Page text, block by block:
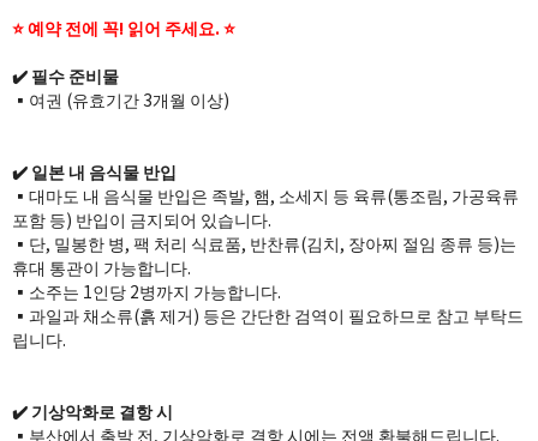
⭐ 예약 전에 꼭! 읽어 주세요. ⭐
✔️ 필수 준비물
▪️여권 (유효기간 3개월 이상)
✔️ 일본 내 음식물 반입​
▪️대마도 내 음식물 반입은 족발, 햄, 소세지 등 육류(통조림, 가공육류
포함 등) 반입이 금지되어 있습니다.
▪️단, 밀봉한 병, 팩 처리 식료품, 반찬류(김치, 장아찌 절임 종류 등)는
휴대 통관이 가능합니다.
▪️소주는 1인당 2병까지 가능합니다.
▪️과일과 채소류(흙 제거) 등은 간단한 검역이 필요하므로 참고 부탁드
립니다.
✔️ 기상악화로 결항 시​
▪️부산에서 출발 전, 기상악화로 결항 시에는 전액 환불해드립니다.